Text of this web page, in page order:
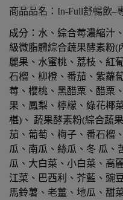
商品品名：In-Full舒暢飲–
成分：水、綜合莓濃縮汁
級微脂體綜合蔬果酵素粉(
麗果、水蜜桃、荔枝、紅
石榴、柳橙、番茄、紫蘿
莓、櫻桃、黑醋栗、醋栗
果、鳳梨、檸檬、綠花椰
椹)、 蔬果酵素粉(綜合蔬
茄、葡萄、梅子、番石榴
瓜、南瓜、絲瓜、冬 瓜、
瓜、大白菜、小白菜、高
江菜、巴西利、芥藍、豌
馬鈴薯、老薑、地瓜、甜